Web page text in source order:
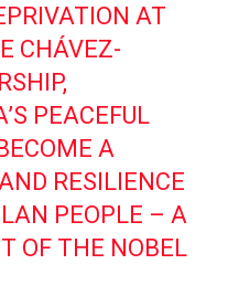
AT
CHÁVEZ-
’S PEACEFUL
A
RESILIENCE
PEOPLE – A
OF THE NOBEL